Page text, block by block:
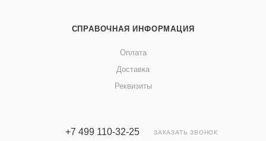
СПРАВОЧНАЯ ИНФОРМАЦИЯ
Оплата
Доставка
Реквизиты
+7 499 110-32-25 ЗАКАЗАТЬ ЗВОНОК